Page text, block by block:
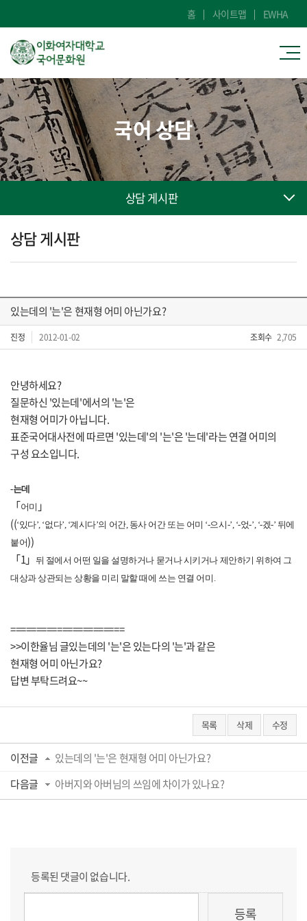
홈 사이트맵 EWHA
국어 상담
상담 게시판
상담 게시판
있는데의 '는'은 현재형 어미 아닌가요?
진정 2012-01-02 조회수 2,705
안녕하세요?
질문하신 '있는데'에서의 '는'은
현재형 어미가 아닙니다.
표준국어대사전에 따르면 '있는데'의 '는'은 '는데'라는 연결 어미의
구성 요소입니다.
-는데
「어미 」
((‘있다’, ‘없다’, ‘계시다’의 어간, 동사 어간 또는 어미 ‘-으시-’, ‘-었-’, ‘-겠-’ 뒤에
붙어))
「1」
뒤 절에서 어떤 일을 설명하거나 묻거나 시키거나 제안하기 위하여 그
대상과 상관되는 상황을 미리 말할 때에 쓰는 연결 어미.
======================
>>이한율님 글있는데의 '는'은 있는다의 '는'과 같은
현재형 어미 아닌가요?
답변 부탁드려요~~
목록 삭제 수정
이전글
있는데의 '는'은 현재형 어미 아닌가요?
다음글
아버지와 아버님의 쓰임에 차이가 있나요?
등록된 댓글이 없습니다.